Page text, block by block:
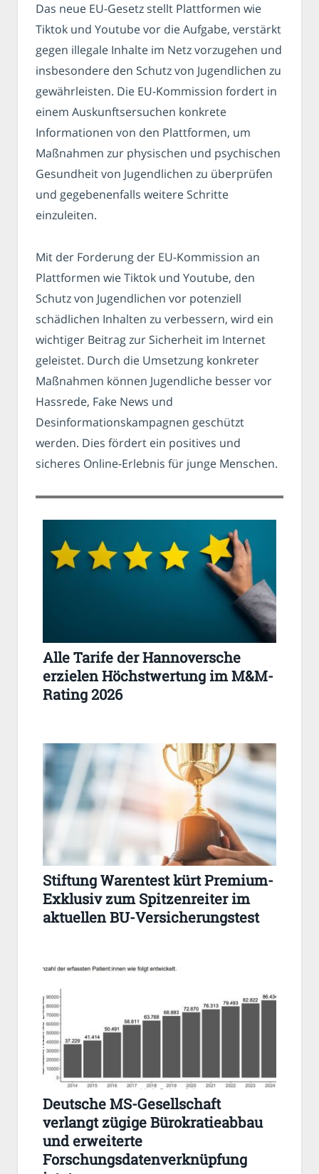
Das neue EU-Gesetz stellt Plattformen wie
Tiktok und Youtube vor die Aufgabe, verstärkt
gegen illegale Inhalte im Netz vorzugehen und
insbesondere den Schutz von Jugendlichen zu
gewährleisten. Die EU-Kommission fordert in
einem Auskunftsersuchen konkrete
Informationen von den Plattformen, um
Maßnahmen zur physischen und psychischen
Gesundheit von Jugendlichen zu überprüfen
und gegebenenfalls weitere Schritte
einzuleiten.
Mit der Forderung der EU-Kommission an
Plattformen wie Tiktok und Youtube, den
Schutz von Jugendlichen vor potenziell
schädlichen Inhalten zu verbessern, wird ein
wichtiger Beitrag zur Sicherheit im Internet
geleistet. Durch die Umsetzung konkreter
Maßnahmen können Jugendliche besser vor
Hassrede, Fake News und
Desinformationskampagnen geschützt
werden. Dies fördert ein positives und
sicheres Online-Erlebnis für junge Menschen.
Alle Tarife der Hannoversche
erzielen Höchstwertung im M&M-
Rating 2026
Stiftung Warentest kürt Premium-
Exklusiv zum Spitzenreiter im
aktuellen BU-Versicherungstest
Deutsche MS-Gesellschaft
verlangt zügige Bürokratieabbau
und erweiterte
Forschungsdatenverknüpfung